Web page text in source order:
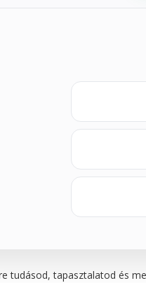
tudásod, tapasztalatod és